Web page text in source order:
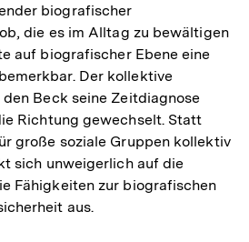
biografischer
die es im Alltag zu bewältigen
auf biografischer Ebene eine
Der kollektive
Beck seine Zeitdiagnose
Richtung gewechselt. Statt
große soziale Gruppen kollektiv
sich unweigerlich auf die
Fähigkeiten zur biografischen
aus.